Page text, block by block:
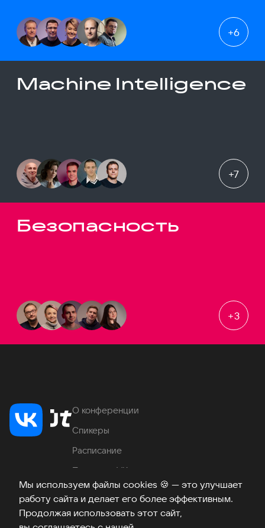
Мы используем файлы cookies 🍪 — это улучшает
работу сайта и делает его более эффективным.
Продолжая использовать этот сайт,
+6
Machine Intelligence
+7
Безопасность
+3
О конференции
Спикеры
Расписание
Продукты VK
Место проведения
Часто задаваемые вопросы